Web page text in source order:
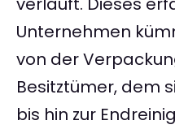
Unternehmen
von der
Besitztümer, dem
bis hin zur